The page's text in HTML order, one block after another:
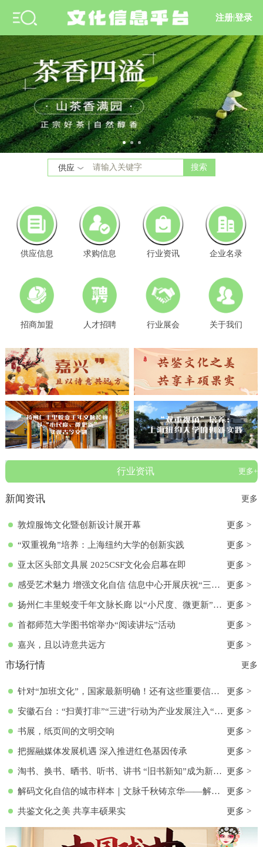
注册 |登录
供应 搜索
供应信息 求购信息 行业资讯 企业名录
招商加盟 人才招聘 行业展会 关于我们
行业资讯 更多+
新闻资讯 更多
敦煌服饰文化暨创新设计展开幕 更多 >
“双重视角”培养：上海纽约大学的创新实践 更多 >
亚太区头部文具展 2025CSF文化会启幕在即 更多 >
感受艺术魅力 增强文化自信 信息中心开展庆祝“三八”国际妇女节活动 更多 >
扬州仁丰里蜕变千年文脉长廊 以“小尺度、微更新”实现古今交融 更多 >
首都师范大学图书馆举办“阅读讲坛”活动 更多 >
嘉兴，且以诗意共远方 更多 >
市场行情 更多
针对“加班文化”，国家最新明确！还有这些重要信息→ 更多 >
安徽石台：“扫黄打非”“三进”行动为产业发展注入“清流” 更多 >
书展，纸页间的文明交响 更多 >
把握融媒体发展机遇 深入推进红色基因传承 更多 >
淘书、换书、晒书、听书、讲书 “旧书新知”成为新文化时尚 更多 >
解码文化自信的城市样本｜文脉千秋铸京华——解码首都北京的文化自信样本 更多 >
共鉴文化之美 共享丰硕果实 更多 >